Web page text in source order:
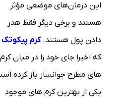
این درمان‌های موضعی مؤثر
هستند و برخی دیگر فقط هدر
دادن پول هستند.کرم پیکوتک
که اخیرا جای خود را در میان کرم
های مطرح جوانساز باز کرده
یکی از بهترین کرم های موجود